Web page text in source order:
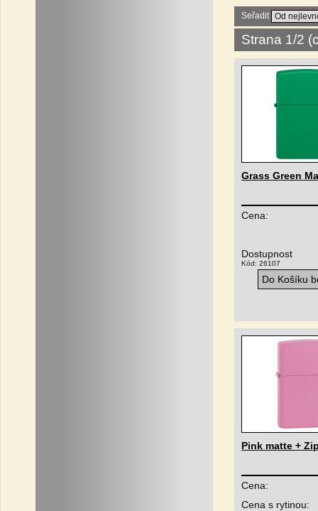
Seřadit
Strana 1/2
Grass Green
Cena:
Dostupnost
Kód: 26107
Do Košíku
Pink matte +
Cena:
Cena s rytinou: